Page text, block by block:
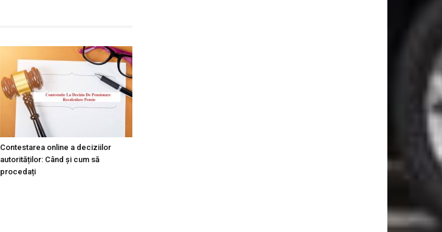
Contestarea online a deciziilor
autorităților: Când și cum să
procedați